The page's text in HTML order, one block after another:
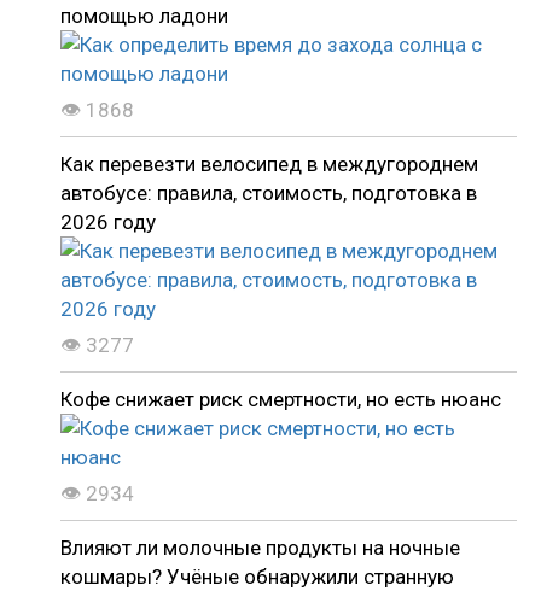
помощью ладони
👁 1868
Как перевезти велосипед в междугороднем
автобусе: правила, стоимость, подготовка в
2026 году
👁 3277
Кофе снижает риск смертности, но есть нюанс
👁 2934
Влияют ли молочные продукты на ночные
кошмары? Учёные обнаружили странную